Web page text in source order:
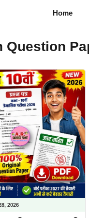
Home
Question
2026